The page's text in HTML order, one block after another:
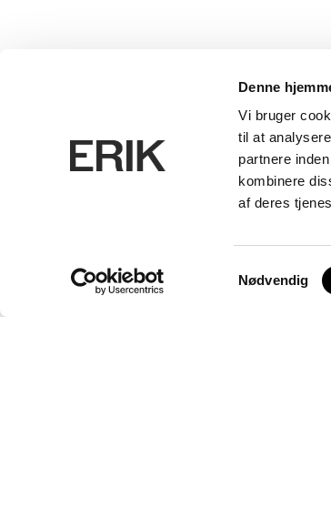
Denne
Vi bruger
til at
partnere
kombinere
af deres
Samtykkevalg
Nødvendig